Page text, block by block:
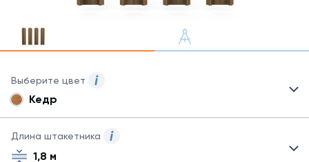
Выберите цвет
данного
товара
Кедр
Длина штакетника
1,8 м